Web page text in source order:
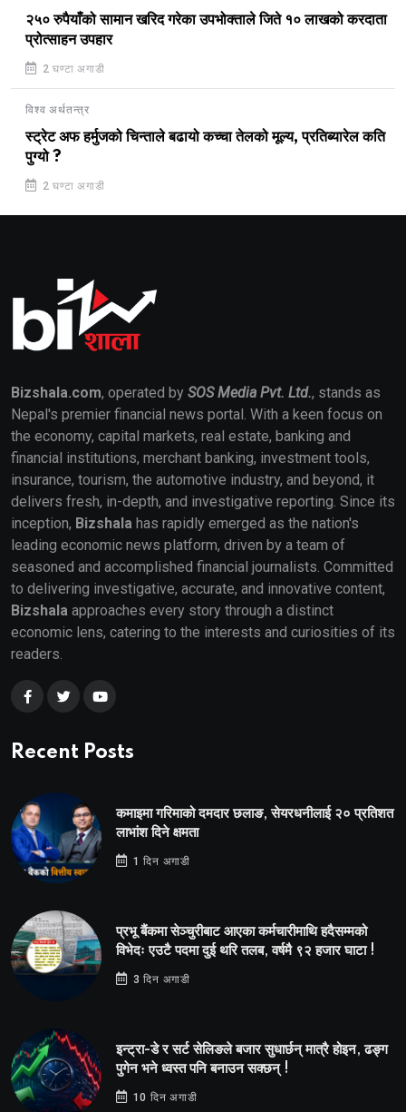
२५० रुपैयाँको सामान खरिद गरेका उपभोक्ताले जिते १० लाखको करदाता
प्रोत्साहन उपहार
2 घण्टा अगाडी
विश्व अर्थतन्त्र
स्ट्रेट अफ हर्मुजको चिन्ताले बढायो कच्चा तेलको मूल्य, प्रतिब्यारेल कति
पुग्यो ?
2 घण्टा अगाडी
Bizshala.com, operated by SOS Media Pvt. Ltd., stands as
Nepal's premier financial news portal. With a keen focus on
the economy, capital markets, real estate, banking and
financial institutions, merchant banking, investment tools,
insurance, tourism, the automotive industry, and beyond, it
delivers fresh, in-depth, and investigative reporting. Since its
inception, Bizshala has rapidly emerged as the nation's
leading economic news platform, driven by a team of
seasoned and accomplished financial journalists. Committed
to delivering investigative, accurate, and innovative content,
Bizshala approaches every story through a distinct
economic lens, catering to the interests and curiosities of its
readers.
Recent Posts
कमाइमा गरिमाको दमदार छलाङ, सेयरधनीलाई २० प्रतिशत
लाभांश दिने क्षमता
1 दिन अगाडी
प्रभू बैंकमा सेञ्चुरीबाट आएका कर्मचारीमाथि हदैसम्मको
विभेदः एउटै पदमा दुई थरि तलब, वर्षमै ९२ हजार घाटा !
3 दिन अगाडी
इन्ट्रा-डे र सर्ट सेलिङले बजार सुधार्छन् मात्रै होइन, ढङ्ग
पुगेन भने ध्वस्त पनि बनाउन सक्छन् !
10 दिन अगाडी